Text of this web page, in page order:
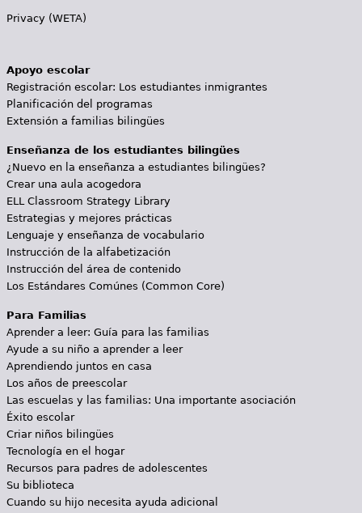
Privacy (WETA)
Apoyo escolar
Registración escolar: Los estudiantes inmigrantes
Planificación del programas
Extensión a familias bilingües
Enseñanza de los estudiantes bilingües
¿Nuevo en la enseñanza a estudiantes bilingües?
Crear una aula acogedora
ELL Classroom Strategy Library
Estrategias y mejores prácticas
Lenguaje y enseñanza de vocabulario
Instrucción de la alfabetización
Instrucción del área de contenido
Los Estándares Comúnes (Common Core)
Para Familias
Aprender a leer: Guía para las familias
Ayude a su niño a aprender a leer
Aprendiendo juntos en casa
Los años de preescolar
Las escuelas y las familias: Una importante asociación
Éxito escolar
Criar niños bilingües
Tecnología en el hogar
Recursos para padres de adolescentes
Su biblioteca
Cuando su hijo necesita ayuda adicional